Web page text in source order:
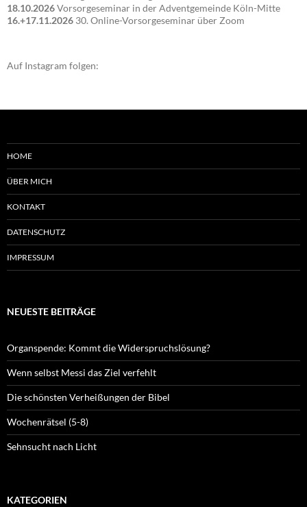
18.10.2026Vorsorgeseminar in der Adventgemeinde Köln-Mitte
16.+17.11.2026 30. Online-Vorsorgeseminar über Zoom
Auf Instagram folgen:
HOME
ÜBER MICH
KONTAKT
DATENSCHUTZ
IMPRESSUM
NEUESTE BEITRÄGE
Organspende: Kommt die Widerspruchslösung?
Wenn selbst Messi das Ziel verfehlt
Die schönsten Verheißungen der Bibel
Wochenrätsel (5-8)
Sehnsucht nach Licht
KATEGORIEN